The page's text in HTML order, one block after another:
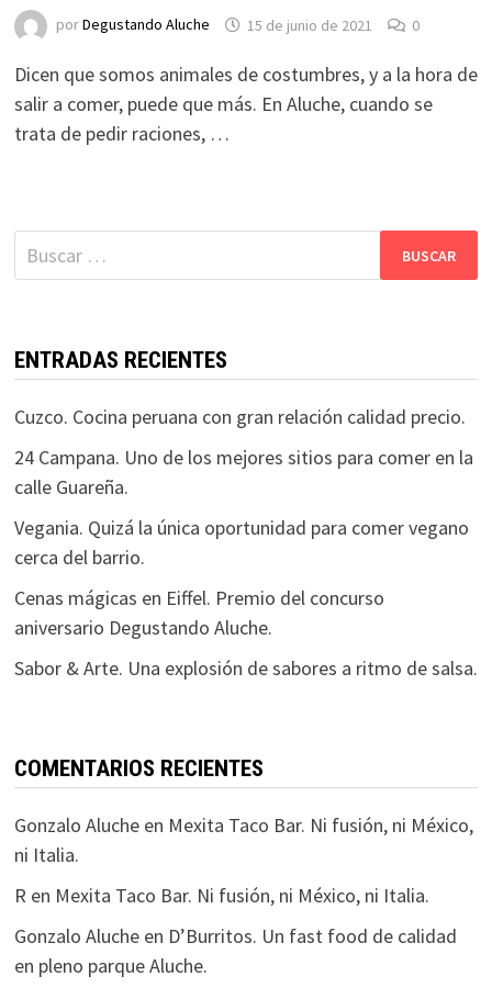
porDegustando Aluche 15 de junio de 2021 0
Dicen que somos animales de costumbres, y a la hora de
salir a comer, puede que más. En Aluche, cuando se
trata de pedir raciones, …
Buscar:
ENTRADAS RECIENTES
Cuzco. Cocina peruana con gran relación calidad precio.
24 Campana. Uno de los mejores sitios para comer en la
calle Guareña.
Vegania. Quizá la única oportunidad para comer vegano
cerca del barrio.
Cenas mágicas en Eiffel. Premio del concurso
aniversario Degustando Aluche.
Sabor & Arte. Una explosión de sabores a ritmo de salsa.
COMENTARIOS RECIENTES
Gonzalo Alucheen Mexita Taco Bar. Ni fusión, ni México,
ni Italia.
R en Mexita Taco Bar. Ni fusión, ni México, ni Italia.
Gonzalo Alucheen D’Burritos. Un fast food de calidad
en pleno parque Aluche.